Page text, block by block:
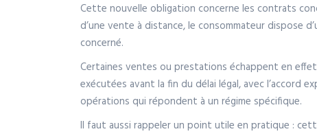
Cette nouvelle obligation concerne les contrats
d’une vente à distance, le consommateur dispose
concerné.
Certaines ventes ou prestations échappent en
exécutées avant la fin du délai légal, avec l’accord
opérations qui répondent à un régime spécifique.
Il faut aussi rappeler un point utile en pratique :